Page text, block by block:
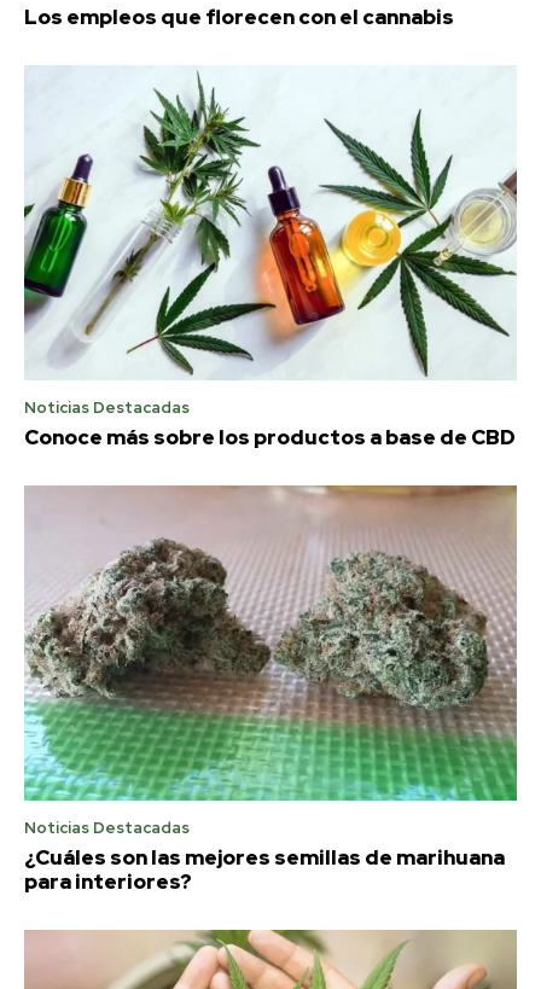
Los empleos que florecen con el cannabis
Noticias Destacadas
Conoce más sobre los productos a base de CBD
Noticias Destacadas
¿Cuáles son las mejores semillas de marihuana
para interiores?